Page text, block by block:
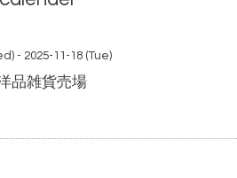
- 2025-11-18 (Tue)
品雑貨売場